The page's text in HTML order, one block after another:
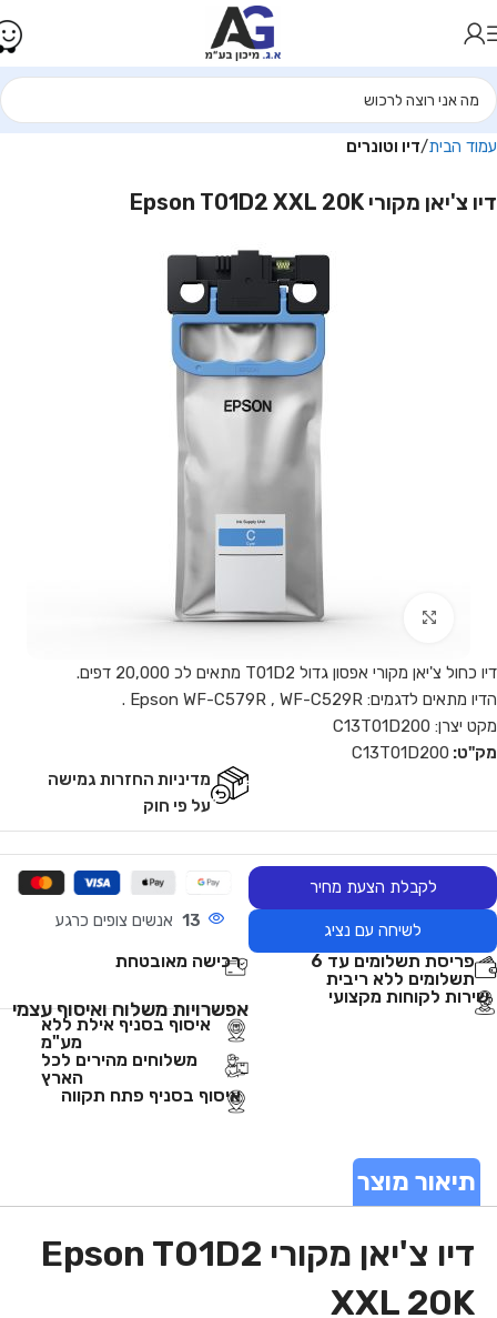
עמוד הבית דיו וטונרים
דיו צ'יאן מקורי Epson T01D2 XXL 20K
Click to enlarge
דיו כחול צ'יאן מקורי אפסון גדול T01D2 מתאים לכ 20,000 דפים.
הדיו מתאים לדגמים: Epson WF-C579R , WF-C529R .
מקט יצרן: C13T01D200
מק"ט: C13T01D200
מדיניות החזרות גמישה
על פי חוק
לקבלת הצעת מחיר
לשיחה עם נציג 13 אנשים צופים כרגע
פריסת תשלומים עד 6
תשלומים ללא ריבית
רכישה מאובטחת
שירות לקוחות מקצועי
אפשרויות משלוח ואיסוף עצמי
איסוף בסניף אילת ללא
מע"מ
משלוחים מהירים לכל
הארץ
איסוף בסניף פתח תקווה
תיאור מוצר
דיו צ'יאן מקורי Epson T01D2
XXL 20K